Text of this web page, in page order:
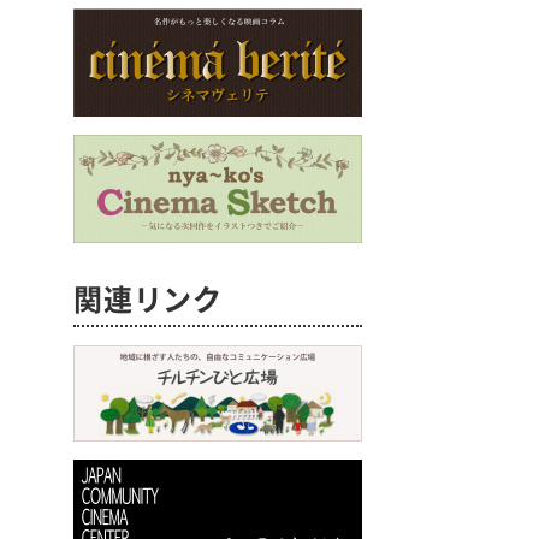
関連リンク